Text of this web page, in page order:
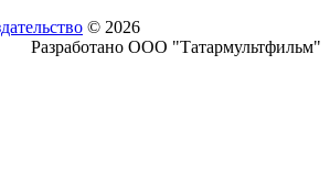
© 2026
Разработано ООО "Татармультфильм"